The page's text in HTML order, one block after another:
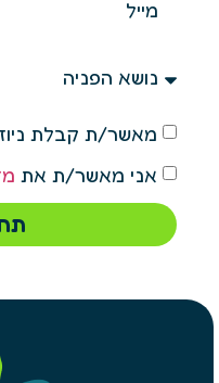
מאשר/ת קבלת
אני מאשר/ת את